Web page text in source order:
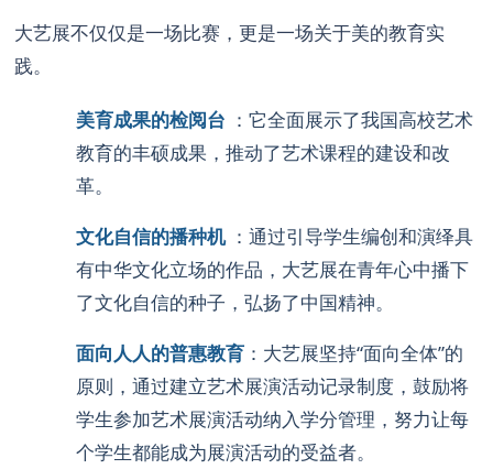
大艺展不仅仅是一场比赛，更是一场关于美的教育实
践。
美育成果的检阅台 ：它全面展示了我国高校艺术
教育的丰硕成果，推动了艺术课程的建设和改
革。
文化自信的播种机 ：通过引导学生编创和演绎具
有中华文化立场的作品，大艺展在青年心中播下
了文化自信的种子，弘扬了中国精神。
面向人人的普惠教育 ：大艺展坚持“面向全体”的
原则，通过建立艺术展演活动记录制度，鼓励将
学生参加艺术展演活动纳入学分管理，努力让每
个学生都能成为展演活动的受益者。